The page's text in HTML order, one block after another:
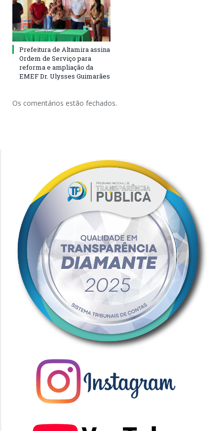
Prefeitura de Altamira assina
Ordem de Serviço para
reforma e ampliação da
EMEF Dr. Ulysses Guimarães
Os comentários estão fechados.